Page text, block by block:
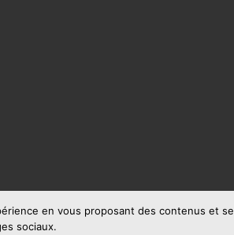
en vous proposant des contenus et
sociaux.